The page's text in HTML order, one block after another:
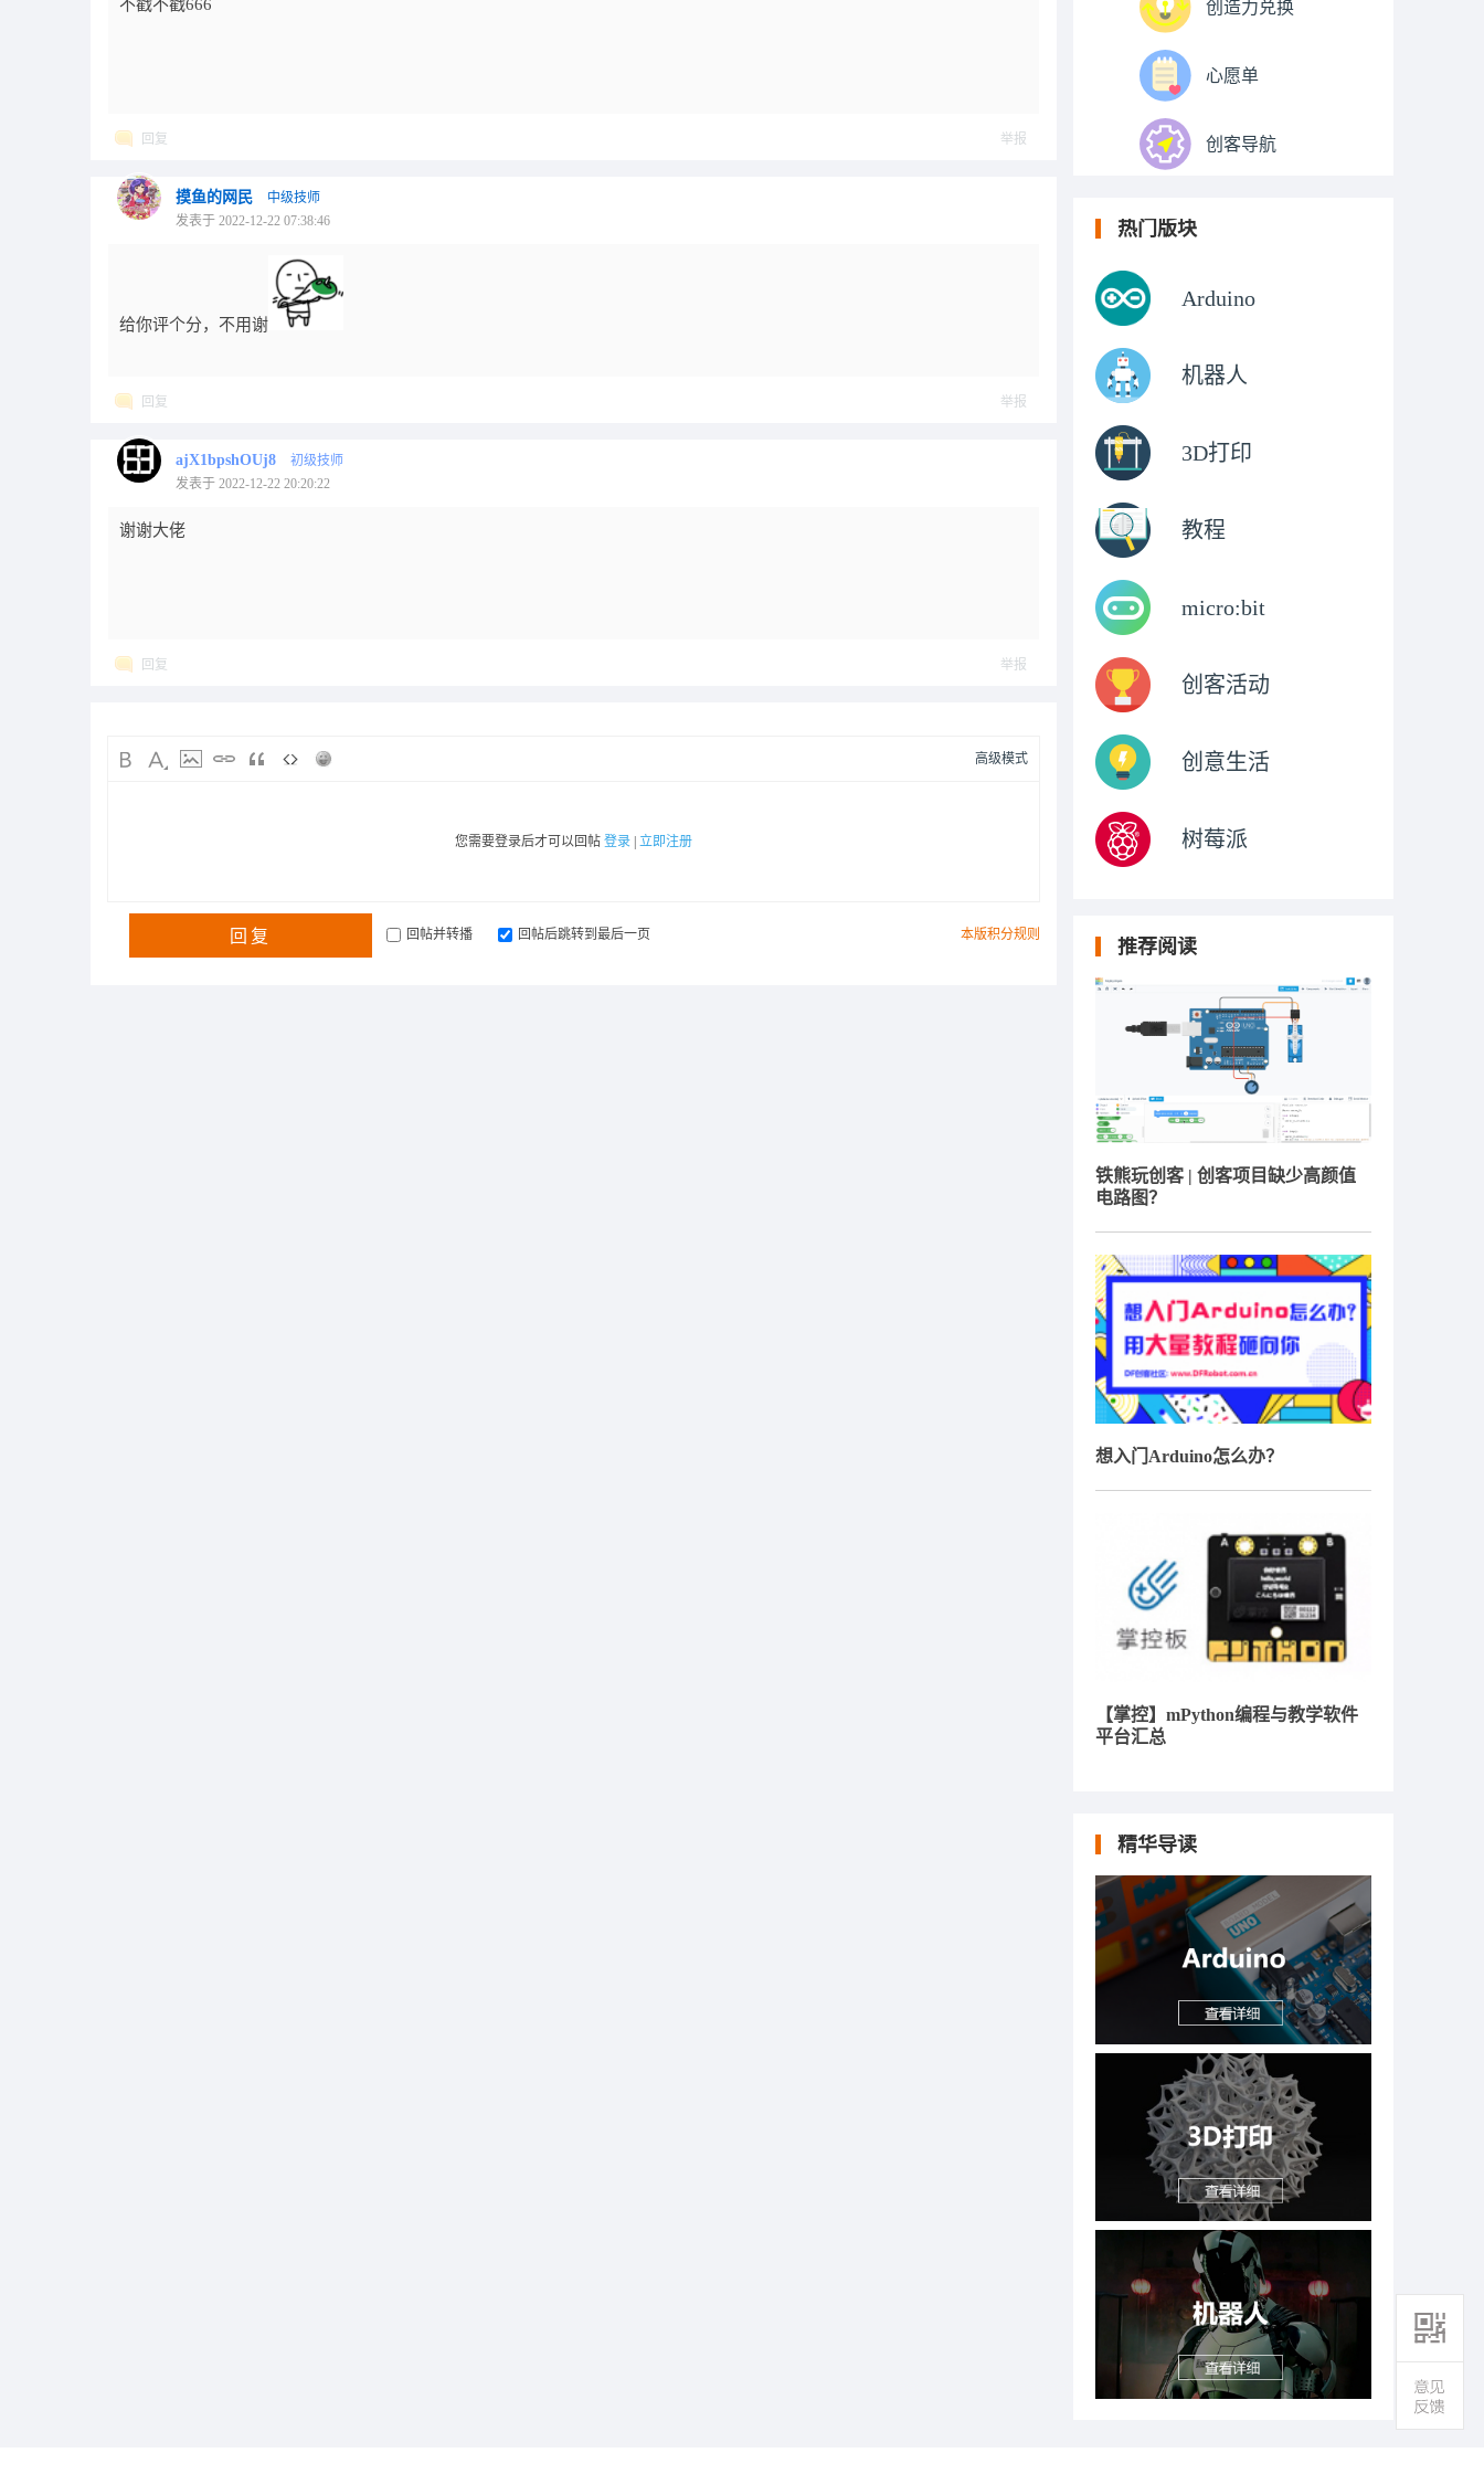
不戳不戳666
回复 举报
摸鱼的网民
中级技师
发表于 2022-12-22 07:38:46
给你评个分，不用谢
回复 举报
ajX1bpshOUj8
初级技师
发表于 2022-12-22 20:20:22
谢谢大佬
回复 举报
高级模式
您需要登录后才可以回帖 登录 立即注册
本版积分规则
回复 回帖并转播 回帖后跳转到最后一页
创造力兑换
心愿单
创客导航
热门版块
Arduino
机器人
3D打印
教程
micro:bit
创客活动
创意生活
树莓派
推荐阅读
铁熊玩创客 | 创客项目缺少高颜值
电路图？
想入门Arduino怎么办？
【掌控】mPython编程与教学软件
平台汇总
精华导读